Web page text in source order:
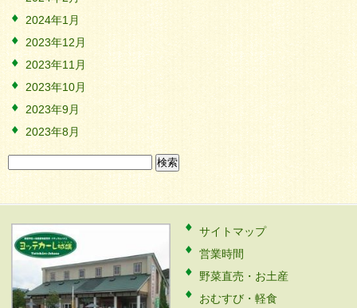
2024年1月
2023年12月
2023年11月
2023年10月
2023年9月
2023年8月
検
索:
サイトマップ
営業時間
野菜直売・お土産
おむすび・軽食